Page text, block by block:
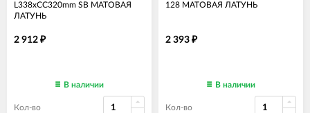
L338xCC320mm SB МАТОВАЯ
ЛАТУНЬ
2 912 ₽
В наличии
Кол-во
128 МАТОВАЯ ЛАТУНЬ
2 393 ₽
В наличии
Кол-во